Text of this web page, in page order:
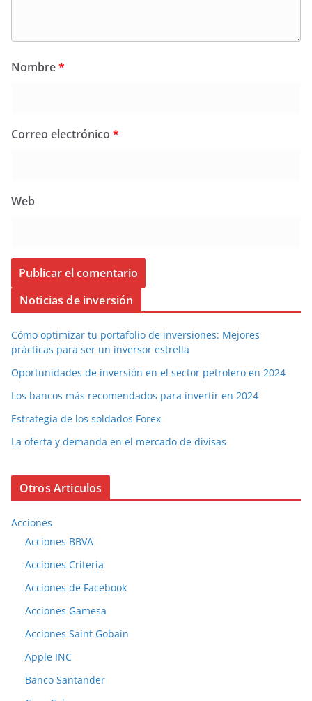
Nombre*
Correo electrónico *
Web
Noticias de inversión
Cómo optimizar tu portafolio de inversiones: Mejores
prácticas para ser un inversor estrella
Oportunidades de inversión en el sector petrolero en 2024
Los bancos más recomendados para invertir en 2024
Estrategia de los soldados Forex
La oferta y demanda en el mercado de divisas
Otros Articulos
Acciones
Acciones BBVA
Acciones Criteria
Acciones de Facebook
Acciones Gamesa
Acciones Saint Gobain
Apple INC
Banco Santander